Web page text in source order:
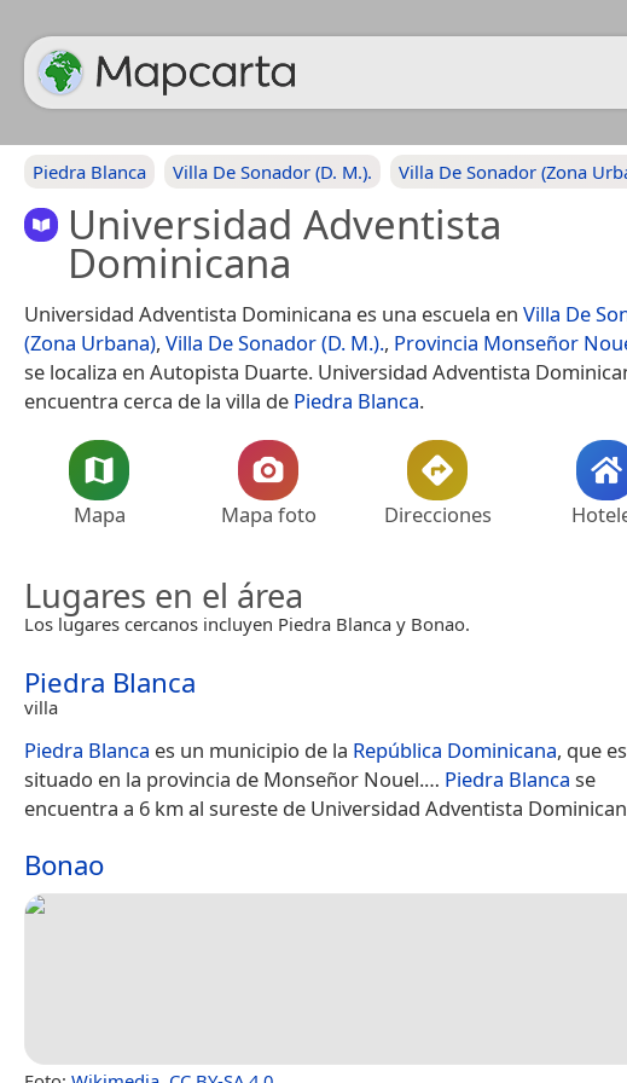
Piedra Blanca Villa De Sonador (D. M.). Villa De Sonador (Zona
Universidad Adventista
Dominicana
Universidad Adventista Dominicana es una escuela en Villa De
(Zona Urbana), Villa De Sonador (D. M.)., Provincia Monseñor
se localiza en Autopista Duarte. Universidad Adventista
encuentra cerca de la villa de Piedra Blanca.
Mapa Mapa foto Direcciones
Lugares en el área
Los lugares cercanos incluyen Piedra Blanca y Bonao.
Piedra Blanca
villa
Piedra Blanca es un municipio de la República Dominicana, que
situado en la provincia de Monseñor Nouel.​… Piedra Blanca se
encuentra a 6 km al sureste de Universidad Adventista
Bonao